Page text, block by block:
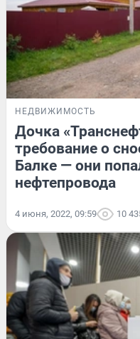
НЕДВИЖИМОСТЬ
Дочка
требование о
Балке — они
нефтепровода
4 июня, 2022, 09:59 10